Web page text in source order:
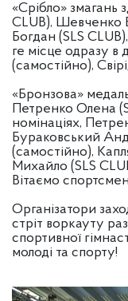
«Срібло» змагань
CLUB), Шевченко
Богдан (SLS
ге місце одразу в
(самостійно),
«Бронзова»
Петренко Олена
номінаціях,
Бураковський
(самостійно),
Михайло (SLS
Вітаємо
Організатори
стріт воркауту
спортивної
молоді та спорту!